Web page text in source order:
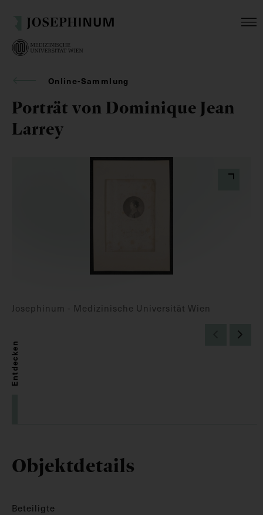
Online-Sammlung
Porträt von Dominique Jean
Larrey
Josephinum - Medizinische Universität Wien
Entdecken
Objektdetails
Beteiligte